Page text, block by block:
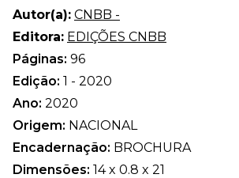
Autor(a): CNBB -
Editora: EDIÇÕES CNBB
Páginas: 96
Edição: 1 - 2020
Ano: 2020
Origem: NACIONAL
Encadernação: BROCHURA
Dimensões: 14 x 0.8 x 21